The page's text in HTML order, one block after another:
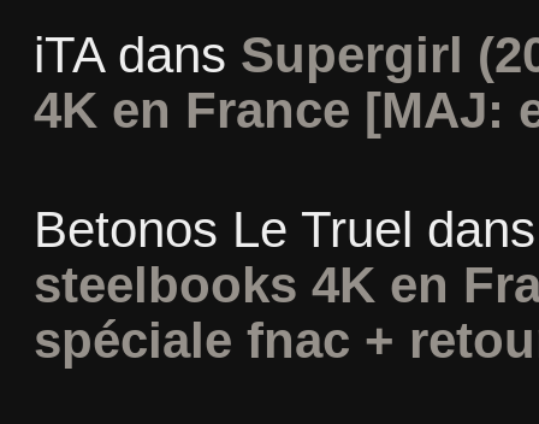
iTAdans Supergirl
4K en France [MAJ:
Betonos Le Truel
steelbooks 4K en
spéciale fnac +